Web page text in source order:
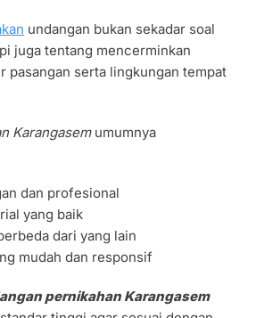
undangan bukan sekadar soal
juga tentang mencerminkan
pasangan serta lingkungan tempat
Karangasemumumnya
dan profesional
yang baik
dari yang lain
mudah dan responsif
pernikahan Karangasem